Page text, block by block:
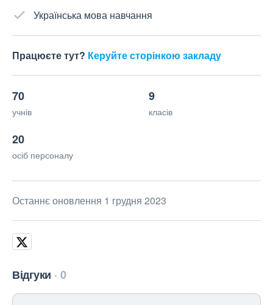
Українська мова навчання
Працюєте тут? Керуйте сторінкою закладу
70
учнів
9
класів
20
осіб персоналу
Останнє оновлення 1 грудня 2023
Відгуки 0